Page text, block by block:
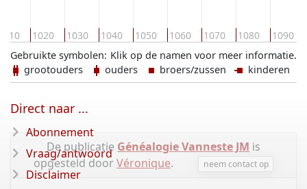
1020 1030 1040 1050 1060 1070 1080 1090
Klik op de namen voor meer informatie.
Gebruikte symbolen:
grootouders
ouders broers/zussen kinderen
De publicatie Généalogie Vanneste JM is
opgesteld doorVéronique. neem contact op
Direct naar ...
Abonnement
Vraag/antwoord
Disclaimer